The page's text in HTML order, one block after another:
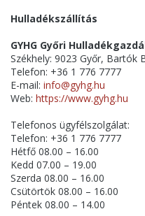
Hulladékszállítás
GYHG Győri
Székhely: 9023 Győr, Bartók
Telefon: +36 1 776 7777
E-mail: info@gyhg.hu
Web: https://www.gyhg.hu
Telefonos ügyfélszolgálat:
Telefon: +36 1 776 7777
Hétfő 08.00 – 16.00
Kedd 07.00 – 19.00
Szerda 08.00 – 16.00
Csütörtök 08.00 – 16.00
Péntek 08.00 – 14.00